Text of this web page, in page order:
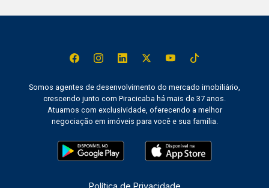
Somos agentes de desenvolvimento do mercado imobiliário,
crescendo junto com Piracicaba há mais de 37 anos.
Atuamos com exclusividade, oferecendo a melhor
negociação em imóveis para você e sua família.